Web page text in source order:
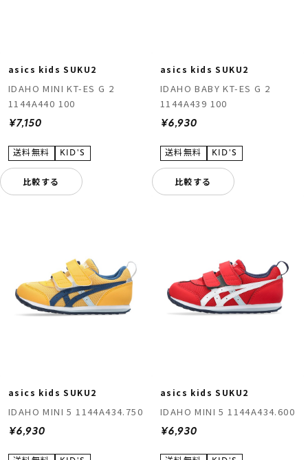
asics kids SUKU2
IDAHO MINI KT-ES G 2
1144A440 100
¥7,150
比較する
asics kids SUKU2
IDAHO BABY KT-ES G 2
1144A439 100
¥6,930
比較する
asics kids SUKU2
IDAHO MINI 5 1144A434.750
¥6,930
asics kids SUKU2
IDAHO MINI 5 1144A434.600
¥6,930